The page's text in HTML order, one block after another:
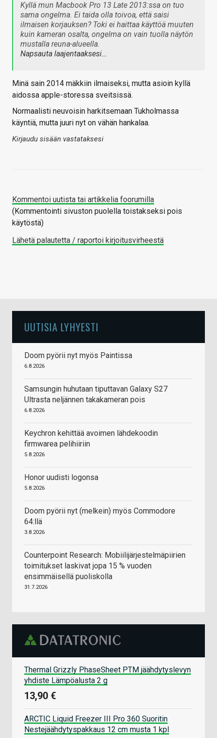
Kyllä mun Macbook Pro 13 Late 2013:ssa on tuo
sama ongelma. Ei taida olla toivoa, että saisi
ilmaisen korjauksen? Toki ei haittaa käyttöä muuten
kuin kameran osalta, ongelma on vain tuolla näytön
mustalla reuna-alueella.
Napsauta laajentaaksesi…
Minä sain 2014 mäkkiin ilmaiseksi, mutta asioin kyllä
aidossa apple-storessa sveitsissä.
Normaalisti neuvoisin harkitsemaan Tukholmassa
käyntiä, mutta juuri nyt on vähän hankalaa.
Kirjaudu sisään vastataksesi
Kommentoi uutista tai artikkelia foorumilla
(Kommentointi sivuston puolella toistakseksi pois
käytöstä)
Lähetä palautetta / raportoi kirjoitusvirheestä
UUTISIA LYHYESTI
Doom pyörii nyt myös Paintissa
6.8.2026
Samsungin huhutaan tiputtavan Galaxy S27
Ultrasta neljännen takakameran pois
6.8.2026
Keychron kehittää avoimen lähdekoodin
firmwarea pelihiiriin
5.8.2026
Honor uudisti logonsa
5.8.2026
Doom pyörii nyt (melkein) myös Commodore
64:llä
3.8.2026
Counterpoint Research: Mobiilijärjestelmäpiirien
toimitukset laskivat jopa 15 % vuoden
ensimmäisellä puoliskolla
31.7.2026
Thermal Grizzly PhaseSheet PTM jäähdytyslevyn
yhdiste Lämpöalusta 2 g
13,90 €
ARCTIC Liquid Freezer III Pro 360 Suoritin
Nestejäähdytyspakkaus 12 cm musta 1 kpl